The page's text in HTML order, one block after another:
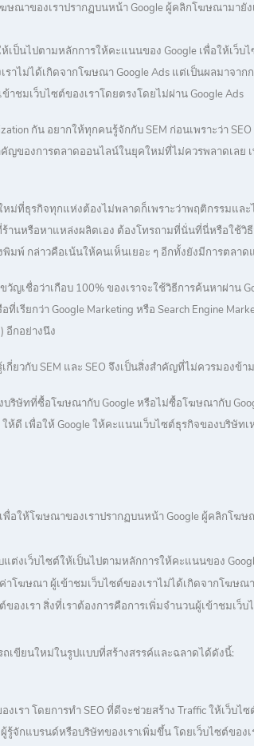
ษณาของเราปรากฏบนหน้า Google ผู้คลิกโฆษณามา
ห้เป็นไปตามหลักการให้คะแนนของ Google เพื่อให้เ
าไม่ได้เกิดจากโฆษณา Google Ads แต่เป็นผลมาจา
าชมเว็บไซต์ของเราโดยตรงโดยไม่ผ่าน Google Ads
กัน อยากให้ทุกคนรู้จักกับ SEM ก่อนเพราะว่า
คัญของการตลาดออนไลน์ในยุคใหม่ที่ไม่ควรพลาดเลย
ม่ที่ธุรกิจทุกแห่งต้องไม่พลาดก็เพราะว่าพฤติกรรมแ
านหรือหาแหล่งผลิตเอง ต้องโทรถามที่นั่นที่นี่หรือใช้
มพ์ กล่าวคือเน้นให้คนเห็นเยอะ ๆ อีกทั้งยังมีการตลา
ญเชื่อว่าเกือบ 100% ของเราจะใช้วิธีการค้นหาผ่าน
ยกว่า Google Marketing หรือ Search Engine
อีกอย่างนึง
ยวกับ SEM และ SEO จึงเป็นสิ่งสำคัญที่ไม่ควรมองข้า
ริษัทที่ซื้อโฆษณากับ Google หรือไม่ซื้อโฆษณากับ
ดี เพื่อให้ Google ให้คะแนนเว็บไซต์ธุรกิจของบริษั
พื่อให้โฆษณาของเราปรากฏบนหน้า Google ผู้คลิกโฆ
บแต่งเว็บไซต์ให้เป็นไปตามหลักการให้คะแนนของ
โฆษณา ผู้เข้าชมเว็บไซต์ของเราไม่ได้เกิดจากโฆษณ
องเรา สิ่งที่เราต้องการคือการเพิ่มจำนวนผู้เข้าชมเว็
ถเขียนใหม่ในรูปแบบที่สร้างสรรค์และฉลาดได้ดังนี้:
รา โดยการทำ SEO ที่ดีจะช่วยสร้าง Traffic ให้เว็บ
รู้จักแบรนด์หรือบริษัทของเราเพิ่มขึ้น โดยเว็บไซต์ขอ